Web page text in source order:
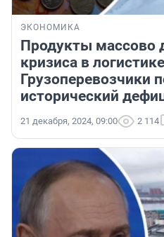
ЭКОНОМИКА
Продукты массово
кризиса в
Грузоперевозчики
исторический
21 декабря, 2024, 09:00 2 114